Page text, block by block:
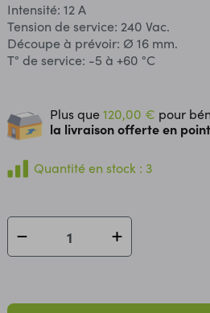
Intensité: 12 A
Tension de service: 240 Vac.
Découpe à prévoir: Ø 16 mm.
T° de service: -5 à +60 °C
Plus que120,00 € pour
la livraison offerte en
Quantité en stock : 3